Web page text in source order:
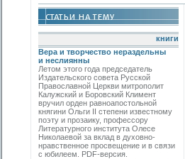
книги
Вера и творчество нераздельны
и неслиянны
Летом этого года председатель
Издательского совета Русской
Православной Церкви митрополит
Калужский и Боровский Климент
вручил орден равноапостольной
княгини Ольги II степени известному
поэту и прозаику, профессору
Литературного института Олесе
Николаевой за вклад в духовно-
нравственное просвещение и в связи
с юбилеем. PDF-версия.